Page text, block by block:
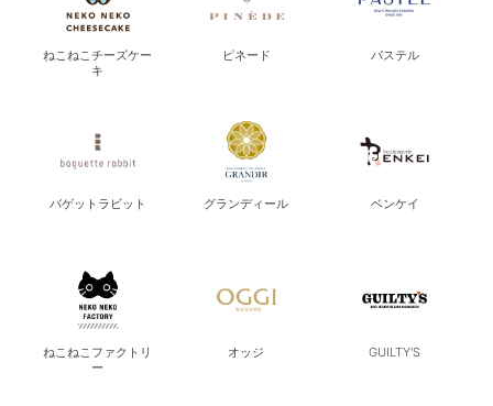
ねこねこチーズケー
キ
ピネード パステル
バゲットラビット グランディール ベンケイ
ねこねこファクトリ
ー
オッジ GUILTY'S